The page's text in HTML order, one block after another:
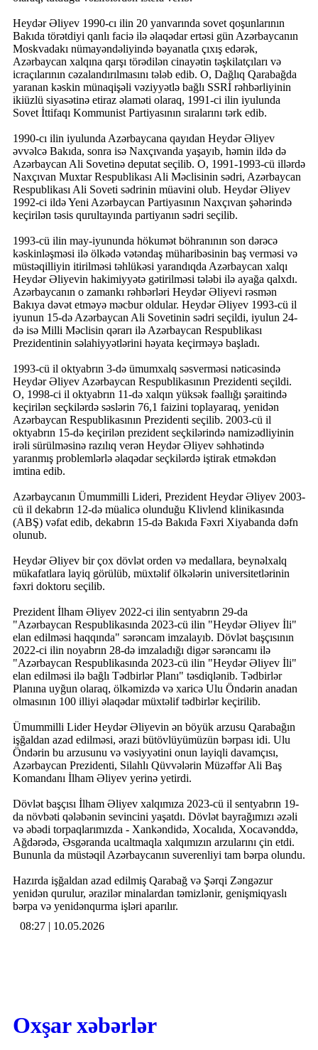
Heydər Əliyev 1990-cı ilin 20 yanvarında sovet qoşunlarının
Bakıda törətdiyi qanlı faciə ilə əlaqədar ertəsi gün Azərbaycanın
Moskvadakı nümayəndəliyində bəyanatla çıxış edərək,
Azərbaycan xalqına qarşı törədilən cinayətin təşkilatçıları və
icraçılarının cəzalandırılmasını tələb edib. O, Dağlıq Qarabağda
yaranan kəskin münaqişəli vəziyyətlə bağlı SSRİ rəhbərliyinin
ikiüzlü siyasətinə etiraz əlaməti olaraq, 1991-ci ilin iyulunda
Sovet İttifaqı Kommunist Partiyasının sıralarını tərk edib.
1990-cı ilin iyulunda Azərbaycana qayıdan Heydər Əliyev
əvvəlcə Bakıda, sonra isə Naxçıvanda yaşayıb, həmin ildə də
Azərbaycan Ali Sovetinə deputat seçilib. O, 1991-1993-cü illərdə
Naxçıvan Muxtar Respublikası Ali Məclisinin sədri, Azərbaycan
Respublikası Ali Soveti sədrinin müavini olub. Heydər Əliyev
1992-ci ildə Yeni Azərbaycan Partiyasının Naxçıvan şəhərində
keçirilən təsis qurultayında partiyanın sədri seçilib.
1993-cü ilin may-iyununda hökumət böhranının son dərəcə
kəskinləşməsi ilə ölkədə vətəndaş müharibəsinin baş verməsi və
müstəqilliyin itirilməsi təhlükəsi yarandıqda Azərbaycan xalqı
Heydər Əliyevin hakimiyyətə gətirilməsi tələbi ilə ayağa qalxdı.
Azərbaycanın o zamankı rəhbərləri Heydər Əliyevi rəsmən
Bakıya dəvət etməyə məcbur oldular. Heydər Əliyev 1993-cü il
iyunun 15-də Azərbaycan Ali Sovetinin sədri seçildi, iyulun 24-
də isə Milli Məclisin qərarı ilə Azərbaycan Respublikası
Prezidentinin səlahiyyətlərini həyata keçirməyə başladı.
1993-cü il oktyabrın 3-də ümumxalq səsverməsi nəticəsində
Heydər Əliyev Azərbaycan Respublikasının Prezidenti seçildi.
O, 1998-ci il oktyabrın 11-də xalqın yüksək fəallığı şəraitində
keçirilən seçkilərdə səslərin 76,1 faizini toplayaraq, yenidən
Azərbaycan Respublikasının Prezidenti seçilib. 2003-cü il
oktyabrın 15-də keçirilən prezident seçkilərində namizədliyinin
irəli sürülməsinə razılıq verən Heydər Əliyev səhhətində
yaranmış problemlərlə əlaqədar seçkilərdə iştirak etməkdən
imtina edib.
Azərbaycanın Ümummilli Lideri, Prezident Heydər Əliyev 2003-
cü il dekabrın 12-də müalicə olunduğu Klivlend klinikasında
(ABŞ) vəfat edib, dekabrın 15-də Bakıda Fəxri Xiyabanda dəfn
olunub.
Heydər Əliyev bir çox dövlət orden və medallara, beynəlxalq
mükafatlara layiq görülüb, müxtəlif ölkələrin universitetlərinin
fəxri doktoru seçilib.
Prezident İlham Əliyev 2022-ci ilin sentyabrın 29-da
"Azərbaycan Respublikasında 2023-cü ilin "Heydər Əliyev İli"
elan edilməsi haqqında" sərəncam imzalayıb. Dövlət başçısının
2022-ci ilin noyabrın 28-də imzaladığı digər sərəncamı ilə
"Azərbaycan Respublikasında 2023-cü ilin "Heydər Əliyev İli"
elan edilməsi ilə bağlı Tədbirlər Planı" təsdiqlənib. Tədbirlər
Planına uyğun olaraq, ölkəmizdə və xaricə Ulu Öndərin anadan
olmasının 100 illiyi əlaqədar müxtəlif tədbirlər keçirilib.
Ümummilli Lider Heydər Əliyevin ən böyük arzusu Qarabağın
işğaldan azad edilməsi, ərazi bütövlüyümüzün bərpası idi. Ulu
Öndərin bu arzusunu və vəsiyyətini onun layiqli davamçısı,
Azərbaycan Prezidenti, Silahlı Qüvvələrin Müzəffər Ali Baş
Komandanı İlham Əliyev yerinə yetirdi.
Dövlət başçısı İlham Əliyev xalqımıza 2023-cü il sentyabrın 19-
da növbəti qələbənin sevincini yaşatdı. Dövlət bayrağımızı əzəli
və əbədi torpaqlarımızda - Xankəndidə, Xocalıda, Xocavənddə,
Ağdərədə, Əsgəranda ucaltmaqla xalqımızın arzularını çin etdi.
Bununla da müstəqil Azərbaycanın suverenliyi tam bərpa olundu.
Hazırda işğaldan azad edilmiş Qarabağ və Şərqi Zəngəzur
yenidən qurulur, ərazilər minalardan təmizlənir, genişmiqyaslı
bərpa və yenidənqurma işləri aparılır.
08:27 | 10.05.2026
Oxşar xəbərlər